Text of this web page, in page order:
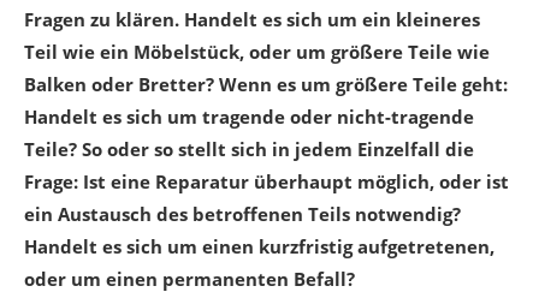
Fragen zu klären. Handelt es sich um ein kleineres
Teil wie ein Möbelstück, oder um größere Teile wie
Balken oder Bretter? Wenn es um größere Teile geht:
Handelt es sich um tragende oder nicht-tragende
Teile? So oder so stellt sich in jedem Einzelfall die
Frage: Ist eine Reparatur überhaupt möglich, oder ist
ein Austausch des betroffenen Teils notwendig?
Handelt es sich um einen kurzfristig aufgetretenen,
oder um einen permanenten Befall?